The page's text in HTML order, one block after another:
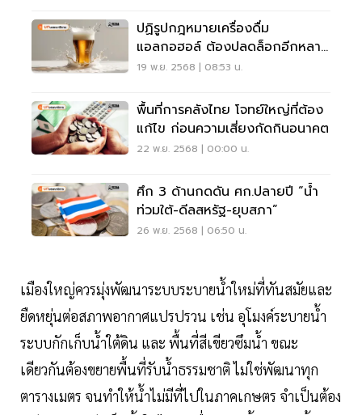
ปฏิรูปกฎหมายเครื่องดื่ม
แอลกอฮอล์ ต้องปลดล็อกอีกหลาย
เรื่อง
19 พ.ย. 2568 | 08:53 น.
พื้นที่การคลังไทย โจทย์ใหญ่ที่ต้อง
แก้ไข ก่อนความเสี่ยงกัดกินอนาคต
22 พ.ย. 2568 | 00:00 น.
ศึก 3 ด้านกดดัน ศก.ปลายปี “น้ำ
ท่วมใต้-ดีลสหรัฐ-ยุบสภา”
26 พ.ย. 2568 | 06:50 น.
เมืองใหญ่ควรมุ่งพัฒนาระบบระบายนํ้าใหม่ที่ทันสมัยและ
ยืดหยุ่นต่อสภาพอากาศแปรปรวน เช่น อุโมงค์ระบายนํ้า
ระบบกักเก็บนํ้าใต้ดิน และ พื้นที่สีเขียวซึมนํ้า ขณะ
เดียวกันต้องขยายพื้นที่รับนํ้าธรรมชาติ ไม่ใช่พัฒนาทุก
ตารางเมตร จนทำให้นํ้าไม่มีที่ไปในภาคเกษตร จำเป็นต้อง